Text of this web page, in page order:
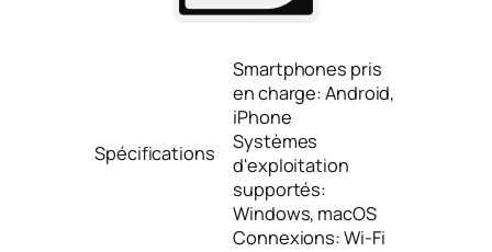
Spécifications
Smartphones pris
en charge: Android,
iPhone
Systèmes
d'exploitation
supportés:
Windows, macOS
Connexions: Wi-Fi